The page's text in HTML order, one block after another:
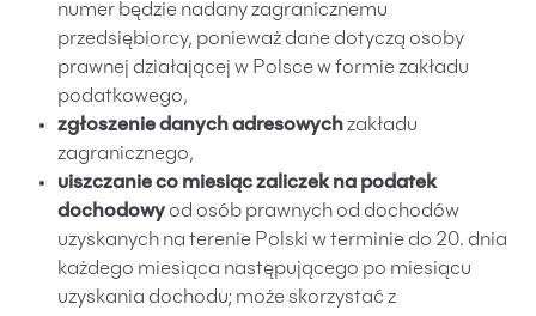
numer będzie nadany zagranicznemu
przedsiębiorcy, ponieważ dane dotyczą osoby
prawnej działającej w Polsce w formie zakładu
podatkowego,
zgłoszenie danych adresowychzakładu
zagranicznego,
uiszczanie co miesiąc zaliczek na podatek
dochodowyod osób prawnych od dochodów
uzyskanych na terenie Polski w terminie do 20. dnia
każdego miesiąca następującego po miesiącu
uzyskania dochodu; może skorzystać z